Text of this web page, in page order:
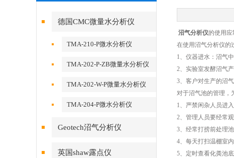
德国CMC微量水分析仪
TMA-210-P微水分析仪
TMA-202-P-ZB微量水分析仪
TMA-202-W-P微量水分析仪
TMA-204-P微水分析仪
Geotech沼气分析仪
英国shaw露点仪
沼气分析仪的使用应
在使用沼气分析仪的
1、仪器进水：沼气
2、实验室发酵沼气
3、客户对生产的沼
对于沼气池的管理，
1、严禁闲杂人员进
2、管理人员要经常
3、经常打捞前处理
4、每天打扫温棚室
5、定时查看化粪池